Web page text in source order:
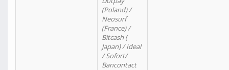
(Poland) /
Neosurf
(France) /
Bitcash (
Japan) / Ideal
/ Sofort/
Bancontact